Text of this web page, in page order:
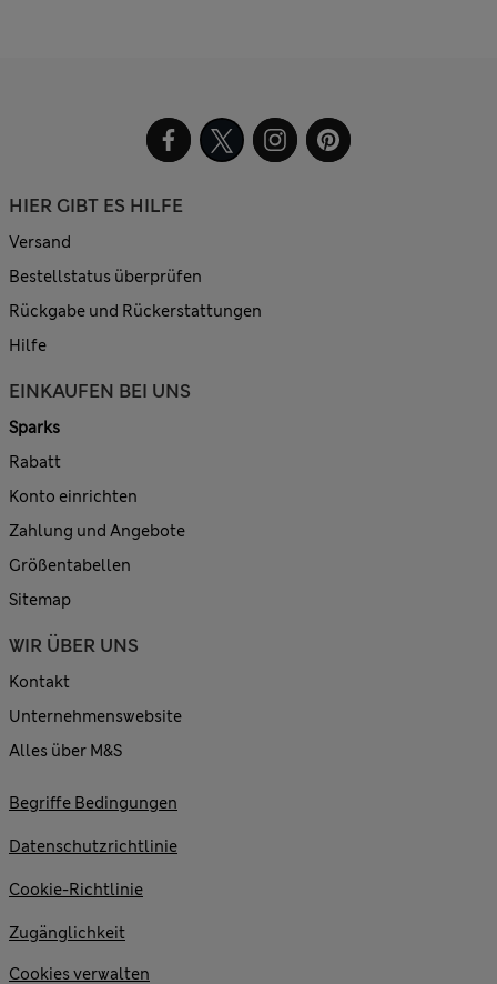
HIER GIBT ES HILFE
Versand
Bestellstatus überprüfen
Rückgabe und Rückerstattungen
Hilfe
EINKAUFEN BEI UNS
Sparks
Rabatt
Konto einrichten
Zahlung und Angebote
Größentabellen
Sitemap
WIR ÜBER UNS
Kontakt
Unternehmenswebsite
Alles über M&S
Begriffe Bedingungen
Datenschutzrichtlinie
Cookie-Richtlinie
Zugänglichkeit
Cookies verwalten